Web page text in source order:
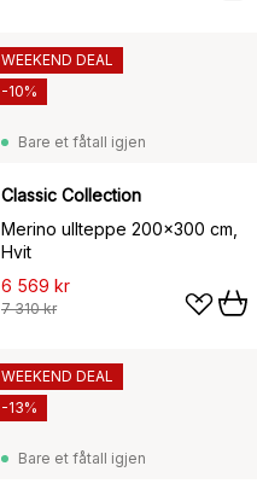
Bare et fåtall igjen
Classic Collection
Merino ullteppe 200x300 cm,
Hvit
6 569 kr
7 310 kr
WEEKEND DEAL
-10%
Bare et fåtall igjen
WEEKEND DEAL
-13%